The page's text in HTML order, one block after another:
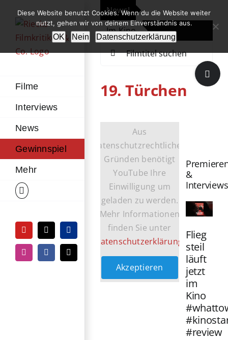
Inhalt
springen
Filme
Interviews
News
Gewinnspiel
Mehr
YouTubeTiktokPayPal
InstagramFacebook
E-
Mail
News!
Im Kino
Die
19. Türchen
Aus
datenschutzrechtlichen
Gründen benötigt
YouTube Ihre
Einwilligung um
geladen zu werden.
Mehr Informationen
finden Sie unter
Datenschutzerklärung
Akzeptieren
&
Interviews
Flieg
steil
läuft
jetzt
im
Kino
#review
Toggle
Sliding
Diese Website benutzt Cookies. Wenn du die Website weiter
nutzt, gehen wir von deinem Einverständnis aus.
OK Nein Datenschutzerklärung